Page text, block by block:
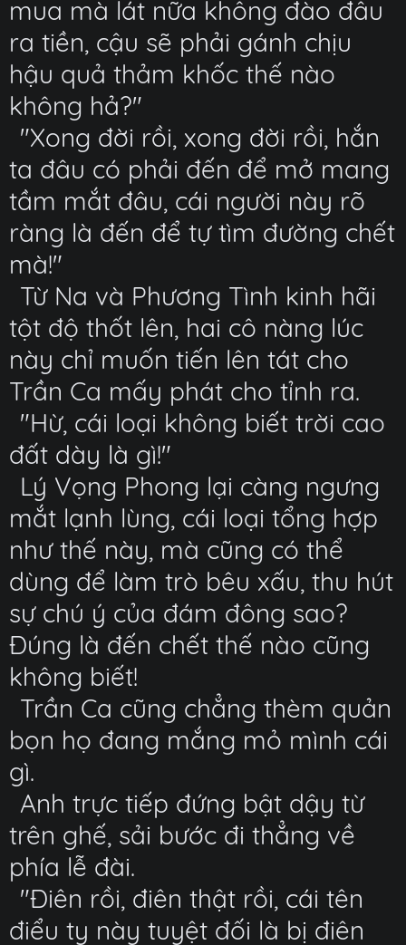
mua mà lát nữa không đào đâu
ra tiền, cậu sẽ phải gánh chịu
hậu quả thảm khốc thế nào
không hả?"
"Xong đời rồi, xong đời rồi, hắn
ta đâu có phải đến để mở mang
tầm mắt đâu, cái người này rõ
ràng là đến để tự tìm đường chết
mà!"
Từ Na và Phương Tình kinh hãi
tột độ thốt lên, hai cô nàng lúc
này chỉ muốn tiến lên tát cho
Trần Ca mấy phát cho tỉnh ra.
"Hừ, cái loại không biết trời cao
đất dày là gì!"
Lý Vọng Phong lại càng ngưng
mắt lạnh lùng, cái loại tổng hợp
như thế này, mà cũng có thể
dùng để làm trò bêu xấu, thu hút
sự chú ý của đám đông sao?
Đúng là đến chết thế nào cũng
không biết!
Trần Ca cũng chẳng thèm quản
bọn họ đang mắng mỏ mình cái
gì.
Anh trực tiếp đứng bật dậy từ
trên ghế, sải bước đi thẳng về
phía lễ đài.
"Điên rồi, điên thật rồi, cái tên
điểu ty này tuyệt đối là bị điên